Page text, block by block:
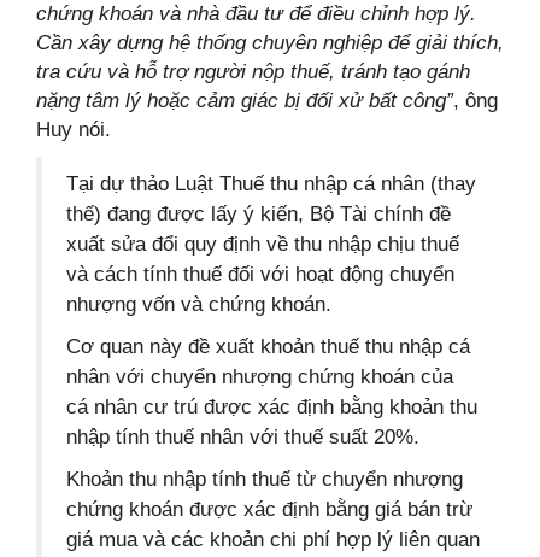
chứng khoán và nhà đầu tư để điều chỉnh hợp lý.
Cần xây dựng hệ thống chuyên nghiệp để giải thích,
tra cứu và hỗ trợ người nộp thuế, tránh tạo gánh
nặng tâm lý hoặc cảm giác bị đối xử bất công”, ông
Huy nói.
Tại dự thảo Luật Thuế thu nhập cá nhân (thay
thế) đang được lấy ý kiến, Bộ Tài chính đề
xuất sửa đổi quy định về thu nhập chịu thuế
và cách tính thuế đối với hoạt động chuyển
nhượng vốn và chứng khoán.
Cơ quan này đề xuất khoản thuế thu nhập cá
nhân với chuyển nhượng chứng khoán của
cá nhân cư trú được xác định bằng khoản thu
nhập tính thuế nhân với thuế suất 20%.
Khoản thu nhập tính thuế từ chuyển nhượng
chứng khoán được xác định bằng giá bán trừ
giá mua và các khoản chi phí hợp lý liên quan